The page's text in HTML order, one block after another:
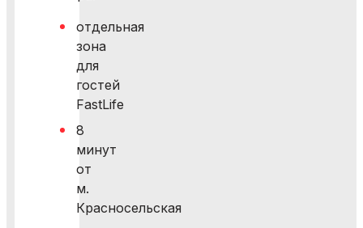
отдельная
зона
для
гостей
FastLife
8
минут
от
м.
Красносельская